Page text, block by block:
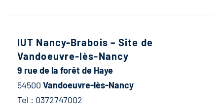
IUT Nancy-Brabois – Site de
Vandoeuvre-lès-Nancy
9 rue de la forêt de Haye
54500 Vandoeuvre-lès-Nancy
Tel : 0372747002